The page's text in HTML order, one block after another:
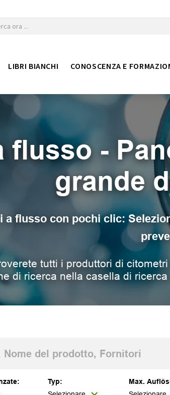
LIBRI BIANCHI CONOSCENZA E
flusso -
grande
a flusso con pochi clic:
tutti i produttori di
di ricerca nella casella di
Typ:
Max.